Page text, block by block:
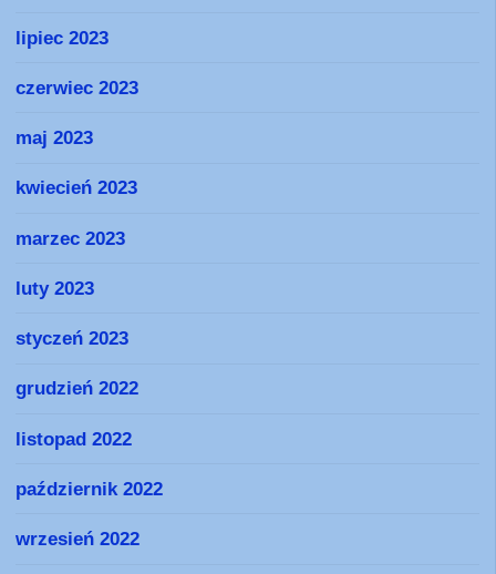
lipiec 2023
czerwiec 2023
maj 2023
kwiecień 2023
marzec 2023
luty 2023
styczeń 2023
grudzień 2022
listopad 2022
październik 2022
wrzesień 2022